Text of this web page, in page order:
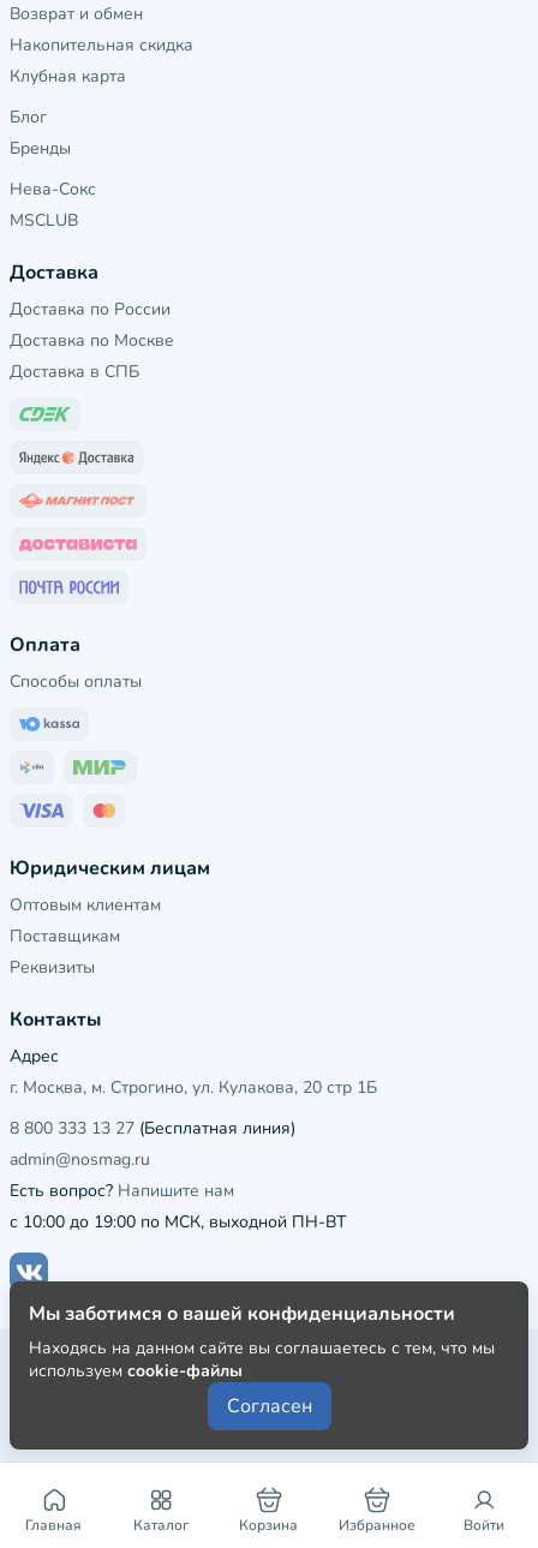
Главная Каталог Корзина Избранное Войти
Возврат и обмен
Накопительная скидка
Клубная карта
Блог
Бренды
Нева-Сокс
MSCLUB
Доставка
Доставка по России
Доставка по Москве
Доставка в СПБ
Оплата
Способы оплаты
Юридическим лицам
Оптовым клиентам
Поставщикам
Реквизиты
Контакты
Адрес
г. Москва, м. Строгино, ул. Кулакова, 20 стр 1Б
8 800 333 13 27 (Бесплатная линия)
admin@nosmag.ru
Есть вопрос? Напишите нам
с 10:00 до 19:00 по МСК, выходной ПН-ВТ
Публичная оферта
Пользовательское соглашение
Политика конфиденциальности
Мы заботимся о вашей конфиденциальности
Находясь на данном сайте вы соглашаетесь с тем, что мы
используем cookie-файлы
Согласен